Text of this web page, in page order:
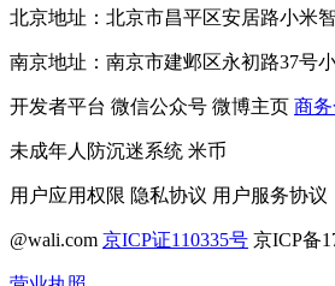
北京地址：北京市昌平区安居路小米
南京地址：南京市建邺区永初路37号
开发者平台 微信公众号 微博主页 商
未成年人防沉迷系统 米币
用户应用权限 隐私协议 用户服务协议
@wali.com 京ICP证110335号 京ICP备